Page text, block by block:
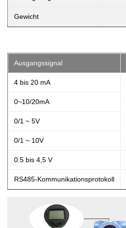
Gewicht
Ausgangssignal
4 bis 20 mA
0~10/20mA
0/1 ~ 5V
0/1 ~ 10V
0.5 bis 4,5 V
RS485-Kommunikationsprotokoll